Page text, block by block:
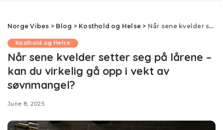
Norge Vibes > Blog > Kosthold og Helse > Når sene kvelder setter seg på lårene – kan du virkelig gå opp i vekt av søvnmangel?
Kosthold og Helse
Når sene kvelder setter seg på lårene –
kan du virkelig gå opp i vekt av
søvnmangel?
June 8, 2025